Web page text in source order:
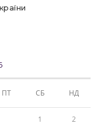
ПТ СБ НД
1 2